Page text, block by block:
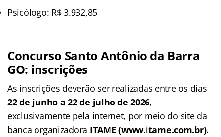
Psicólogo: R$ 3.932,85
Concurso Santo Antônio da Barra
GO: inscrições
As inscrições deverão ser realizadas entre os dias
22 de junho a 22 de julho de 2026,
exclusivamente pela internet, por meio do site da
banca organizadora ITAME (www.itame.com.br).